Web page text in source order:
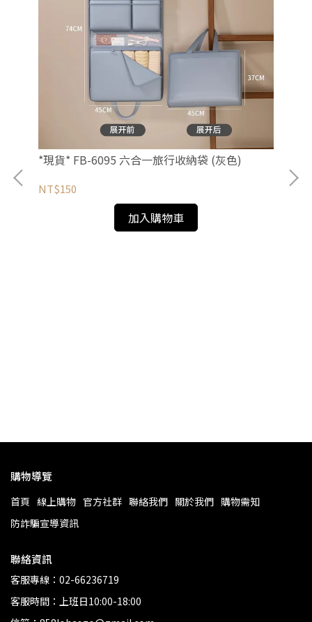
*現貨* FB-6095 六合一旅行收納袋 (灰色)
NT$150
加入購物車
購物導覽
首頁 線上購物 官方社群 聯絡我們 關於我們 購物需知
防詐騙宣導資訊
聯絡資訊
客服專線：02-66236719
客服時間：上班日10:00-18:00